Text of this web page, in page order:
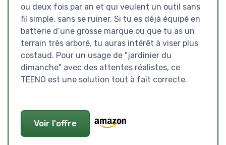
ou deux fois par an et qui veulent un outil sans
fil simple, sans se ruiner. Si tu es déjà équipé en
batterie d’une grosse marque ou que tu as un
terrain très arboré, tu auras intérêt à viser plus
costaud. Pour un usage de "jardinier du
dimanche" avec des attentes réalistes, ce
TEENO est une solution tout à fait correcte.
Voir l'offre